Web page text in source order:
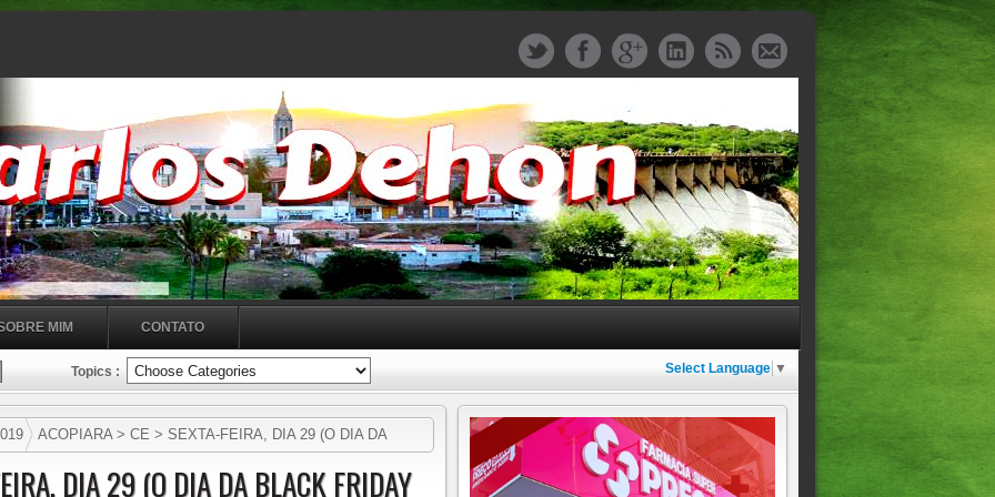
MIM CONTATO
Topics : Select Language ▼
ACOPIARA > CE > SEXTA-FEIRA, DIA 29 (O DIA DA
DIA 29 (O DIA DA BLACK FRIDAY